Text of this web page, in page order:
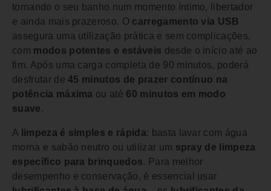
tornando o seu banho num momento íntimo, libertador
e ainda mais prazeroso. O carregamento via USB
assegura uma utilização prática e sem complicações,
com modos potentes e estáveis desde o início até ao
fim. Após uma carga completa de 90 minutos, poderá
desfrutar de45 minutos de prazer contínuo na
potência máxima ou até 60 minutos em modo
suave .
A limpeza é simples e rápida: basta lavar com água
morna e sabão neutro ou utilizar um spray de limpeza
específico para brinquedos. Para melhor
desempenho e conservação, é essencial usar